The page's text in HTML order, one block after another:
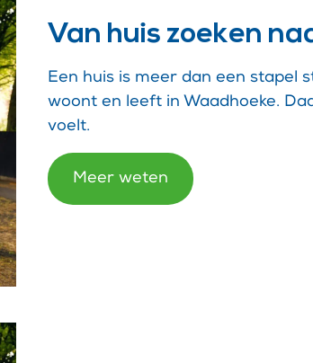
Van huis zoeken
Een huis is meer dan een stapel
woont en leeft in Waadhoeke.
voelt.
Meer weten